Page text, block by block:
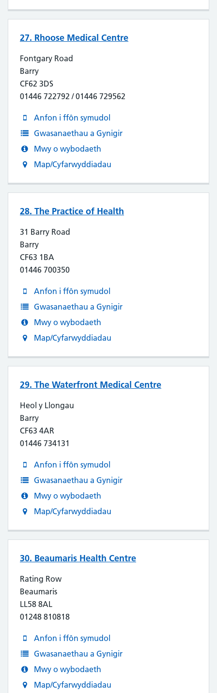
27. Rhoose Medical Centre
Fontgary Road
Barry
CF62 3DS
01446 722792 / 01446 729562
Anfon i ffôn symudol
Gwasanaethau a Gynigir
Mwy o wybodaeth
Map/Cyfarwyddiadau
28. The Practice of Health
31 Barry Road
Barry
CF63 1BA
01446 700350
Anfon i ffôn symudol
Gwasanaethau a Gynigir
Mwy o wybodaeth
Map/Cyfarwyddiadau
29. The Waterfront Medical Centre
Heol y Llongau
Barry
CF63 4AR
01446 734131
Anfon i ffôn symudol
Gwasanaethau a Gynigir
Mwy o wybodaeth
Map/Cyfarwyddiadau
30. Beaumaris Health Centre
Rating Row
Beaumaris
LL58 8AL
01248 810818
Anfon i ffôn symudol
Gwasanaethau a Gynigir
Mwy o wybodaeth
Map/Cyfarwyddiadau